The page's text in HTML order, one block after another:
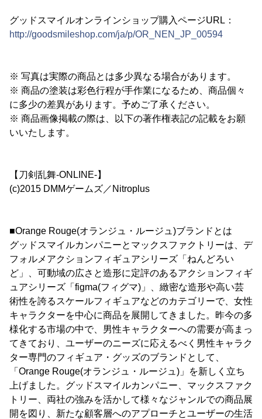
グッドスマイルオンラインショップ購入ページURL：
http://goodsmileshop.com/ja/p/OR_NEN_JP_00594
※ 写真は実際の商品とは多少異なる場合があります。
※ 商品の塗装は彩色行程が手作業になるため、商品個々
に多少の差異があります。予めご了承ください。
※ 商品画像掲載の際は、以下の著作権表記の記載をお願
いいたします。
【刀剣乱舞-ONLINE-】
(c)2015 DMMゲームズ／Nitroplus
■Orange Rouge(オランジュ・ルージュ)ブランドとは
グッドスマイルカンパニーとマックスファクトリーは、デ
フォルメアクションフィギュアシリーズ「ねんどろい
ど」、可動域の広さと造形に定評のあるアクションフィギ
ュアシリーズ「figma(フィグマ)」、緻密な造形や高い芸
術性を誇るスケールフィギュアなどのカテゴリーで、女性
キャラクターを中心に商品を展開してきました。昨今の多
様化する市場の中で、男性キャラクターへの需要が高まっ
てきており、ユーザーのニーズに応えるべく男性キャラク
ター専門のフィギュア・グッズのブランドとして、
「Orange Rouge(オランジュ・ルージュ)」を新しく立ち
上げました。グッドスマイルカンパニー、マックスファク
トリー、両社の強みを活かして様々なジャンルでの商品展
開を図り、新たな顧客層へのアプローチとユーザーの生活